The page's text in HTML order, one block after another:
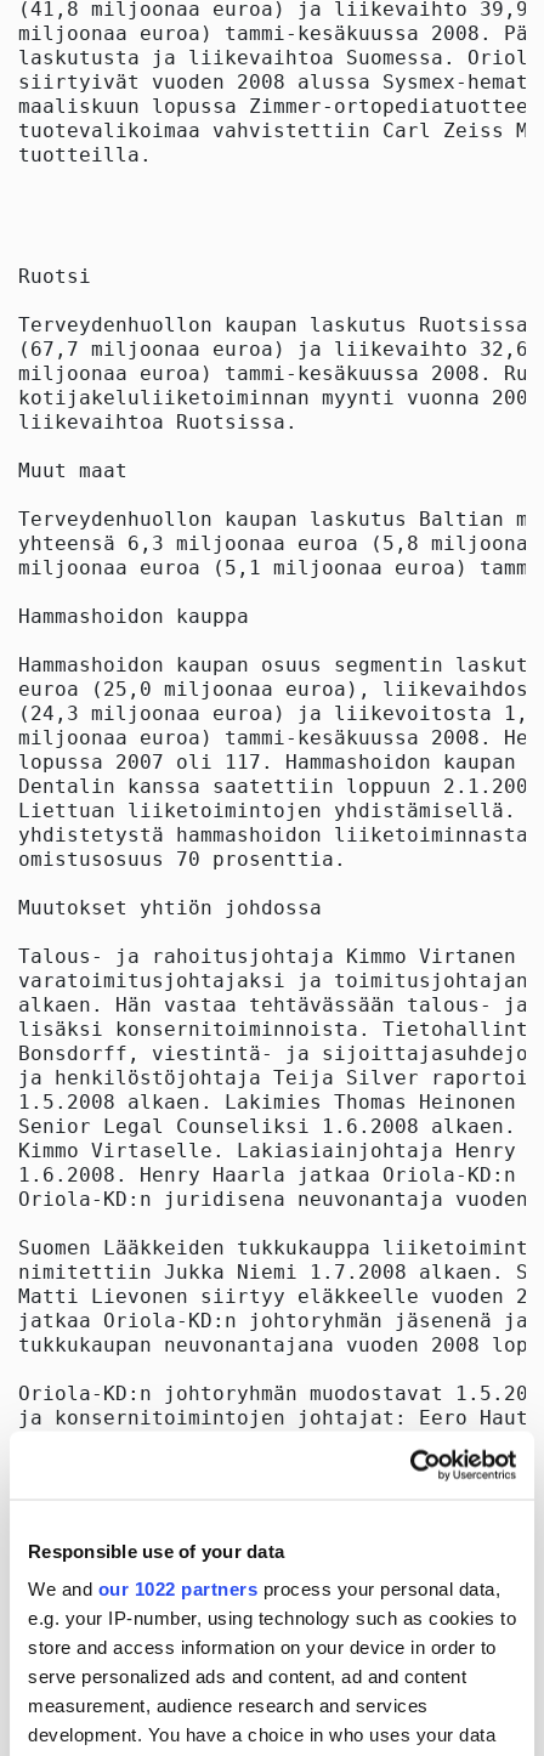
Responsible use of your data
We and our 1022 partners process your personal data,
e.g. your IP-number, using technology such as cookies to
store and access information on your device in order to
serve personalized ads and content, ad and content
measurement, audience research and services
development. You have a choice in who uses your data